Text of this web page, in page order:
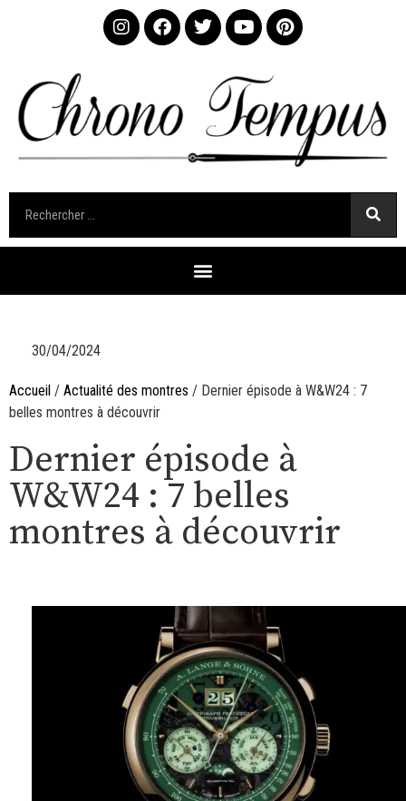
30/04/2024
Accueil / Actualité des montres / Dernier épisode à W&W24 : 7
belles montres à découvrir
Dernier épisode à
W&W24 : 7 belles
montres à découvrir